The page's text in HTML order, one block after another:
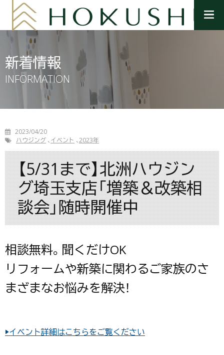
ニ
新着情報
INFORMATION
2023/04/20
ハウジング イベント 2023年
【5/31まで】北洲ハウジン
グ埼玉支店「増築＆改築相
談会」随時開催中
相談無料。聞くだけOK
リフォームや新築に関わるご家族のさ
まざまなお悩みを解決！
▶イベント詳細はこちらをご覧ください